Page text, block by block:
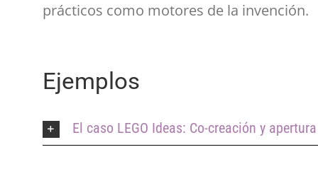
prácticos como motores de la invención.
Ejemplos
El caso LEGO Ideas: Co-creación y apertura